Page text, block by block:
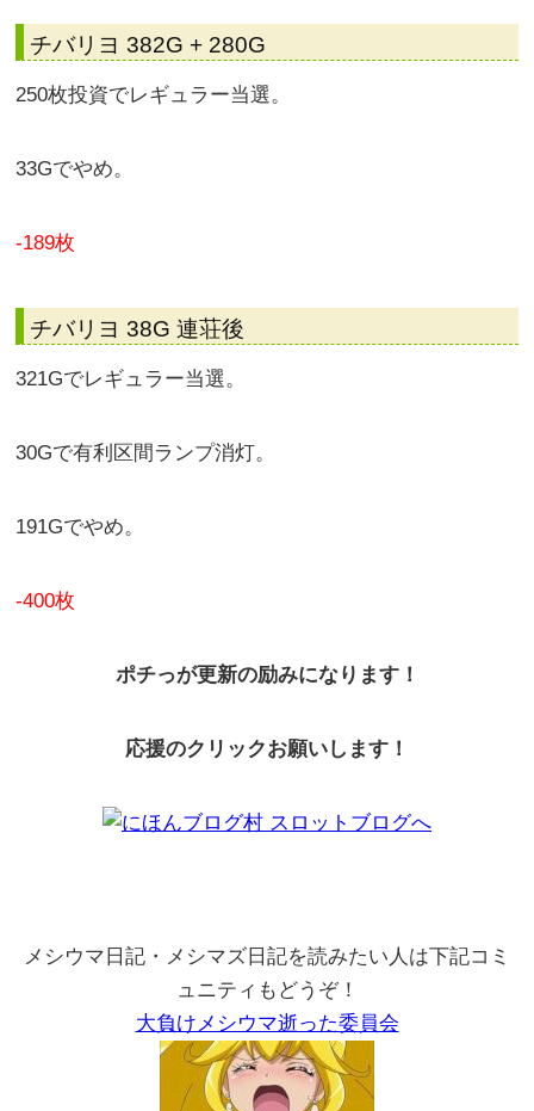
チバリヨ 382G + 280G
250枚投資でレギュラー当選。
33Gでやめ。
-189枚
チバリヨ 38G 連荘後
321Gでレギュラー当選。
30Gで有利区間ランプ消灯。
191Gでやめ。
-400枚
ポチっが更新の励みになります！
応援のクリックお願いします！
メシウマ日記・メシマズ日記を読みたい人は下記コミ
ュニティもどうぞ！
大負けメシウマ逝った委員会